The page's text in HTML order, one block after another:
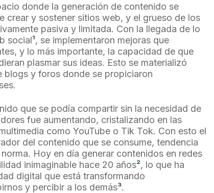
donde la generación de contenido se
crear y sostener sitios web, y el grueso de los
pasiva y limitada. Con la llegada de lo
social¹, se implementaron mejoras que
y lo más importante, la capacidad de que
plasmar sus ideas. Esto se materializó
blogs y foros donde se propiciaron
que se podía compartir sin la necesidad de
fue aumentando, cristalizando en las
como YouTube o Tik Tok. Con esto el
del contenido que se consume, tendencia
Hoy en día generar contenidos en redes
inimaginable hace 20 años², lo que ha
digital que está transformando
y percibir a los demás³.